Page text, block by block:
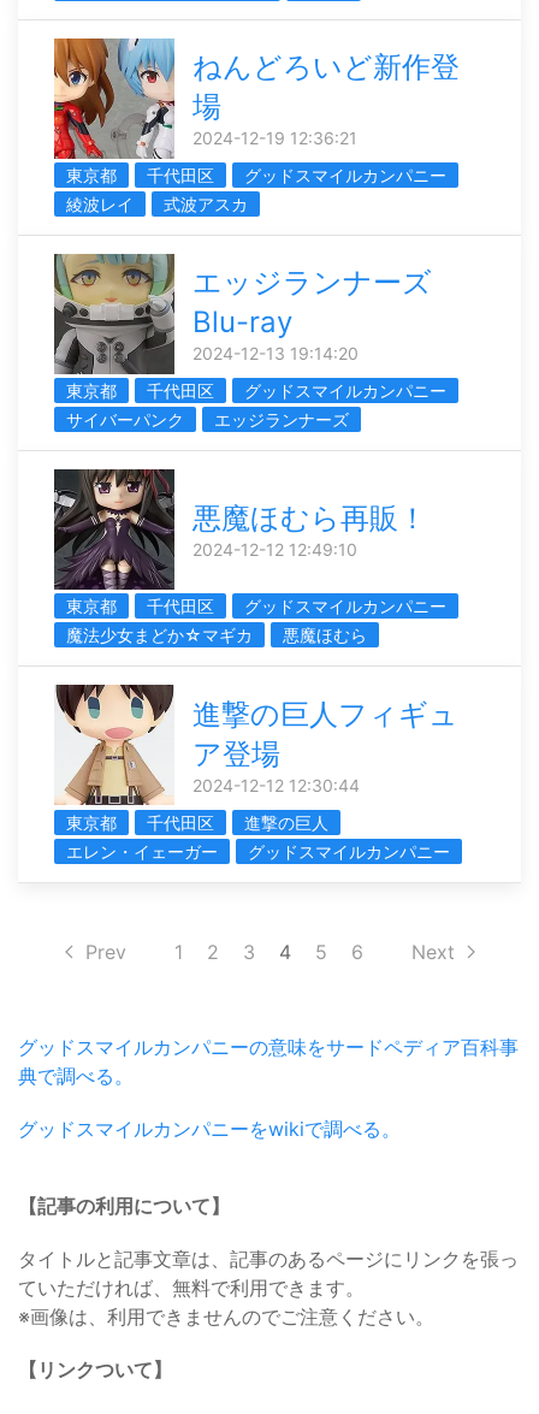
ねんどろいど新作登
場
2024-12-19 12:36:21
東京都
千代田区
グッドスマイルカンパニー
綾波レイ
式波アスカ
エッジランナーズ
Blu-ray
2024-12-13 19:14:20
東京都
千代田区
グッドスマイルカンパニー
サイバーパンク
エッジランナーズ
悪魔ほむら再販！
2024-12-12 12:49:10
東京都 千代田区
グッドスマイルカンパニー
魔法少女まどか☆マギカ
悪魔ほむら
進撃の巨人フィギュ
ア登場
2024-12-12 12:30:44
東京都
千代田区
進撃の巨人
エレン・イェーガー
グッドスマイルカンパニー
Prev 1 2 3 4 5 6 Next
グッドスマイルカンパニーの意味をサードペディア百科事
典で調べる。
グッドスマイルカンパニーをwikiで調べる。
【記事の利用について】
タイトルと記事文章は、記事のあるページにリンクを張っ
ていただければ、無料で利用できます。
※画像は、利用できませんのでご注意ください。
【リンクついて】